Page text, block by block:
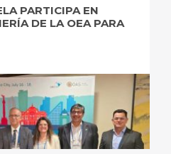
PARTICIPA EN
DE LA OEA PARA